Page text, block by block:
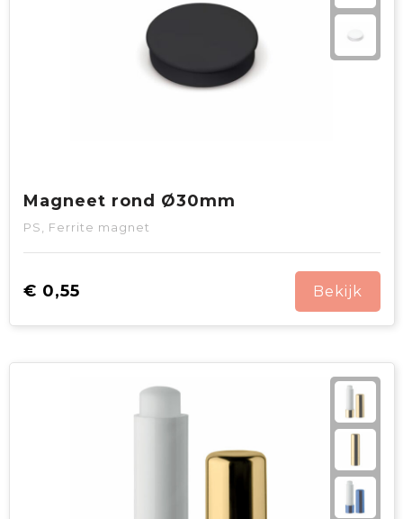
Magneet rond Ø30mm
PS, Ferrite magnet
€ 0,55 Bekijk